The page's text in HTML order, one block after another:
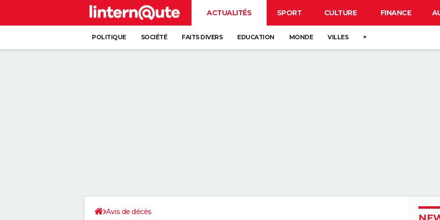
ACTUALITÉS SPORT CULTURE FINANCE
POLITIQUE SOCIÉTÉ FAITS DIVERS EDUCATION MONDE VILLES +
Avis de décès